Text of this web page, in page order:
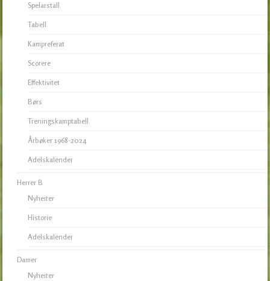
Spelarstall
Tabell
Kampreferat
Scorere
Effektivitet
Børs
Treningskamptabell
Årbøker 1968-2024
Adelskalender
Herrer B
Nyheiter
Historie
Adelskalender
Damer
Nyheiter